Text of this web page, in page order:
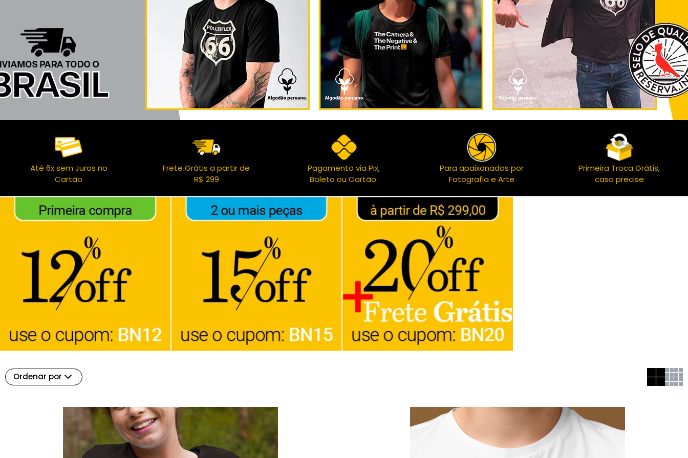
Até 6x sem Juros no
Cartão
Frete Grátis a partir de
R$ 299
Pagamento via Pix,
Boleto ou Cartão.
Para apaixonados por
Fotografia e Arte
Primeira Troca Grátis,
caso precise
Ordenar por